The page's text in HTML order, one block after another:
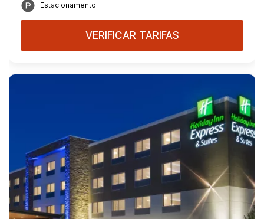
Estacionamento
VERIFICAR TARIFAS